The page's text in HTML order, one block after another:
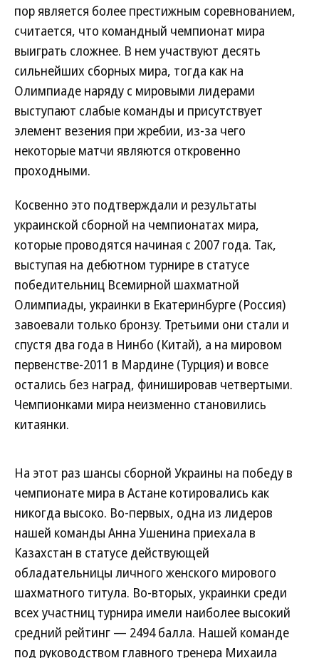
пор является более престижным соревнованием,
считается, что командный чемпионат мира
выиграть сложнее. В нем участвуют десять
сильнейших сборных мира, тогда как на
Олимпиаде наряду с мировыми лидерами
выступают слабые команды и присутствует
элемент везения при жребии, из-за чего
некоторые матчи являются откровенно
проходными.
Косвенно это подтверждали и результаты
украинской сборной на чемпионатах мира,
которые проводятся начиная с 2007 года. Так,
выступая на дебютном турнире в статусе
победительниц Всемирной шахматной
Олимпиады, украинки в Екатеринбурге (Россия)
завоевали только бронзу. Третьими они стали и
спустя два года в Нинбо (Китай), а на мировом
первенстве-2011 в Мардине (Турция) и вовсе
остались без наград, финишировав четвертыми.
Чемпионками мира неизменно становились
китаянки.
На этот раз шансы сборной Украины на победу в
чемпионате мира в Астане котировались как
никогда высоко. Во-первых, одна из лидеров
нашей команды Анна Ушенина приехала в
Казахстан в статусе действующей
обладательницы личного женского мирового
шахматного титула. Во-вторых, украинки среди
всех участниц турнира имели наиболее высокий
средний рейтинг — 2494 балла. Нашей команде
под руководством главного тренера Михаила